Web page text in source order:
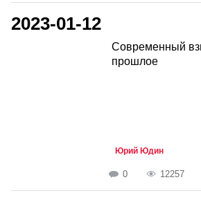
2023-01-12
Современный
прошлое
Юрий Юдин
0 12257